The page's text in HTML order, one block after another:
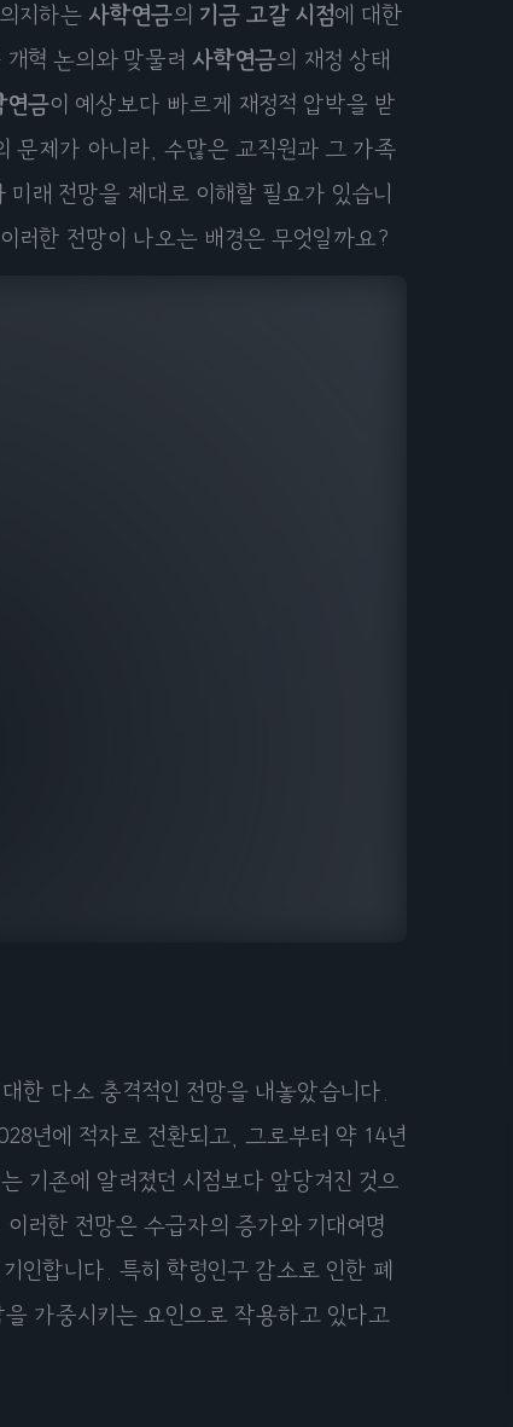
지하는 사학연금의 기금 고갈 시점에 대한
혁 논의와 맞물려 사학연금의 재정 상태
연금이 예상보다 빠르게 재정적 압박을 받
문제가 아니라, 수많은 교직원과 그 가족
미래 전망을 제대로 이해할 필요가 있습니
러한 전망이 나오는 배경은 무엇일까요?
한 다소 충격적인 전망을 내놓았습니다.
년에 적자로 전환되고, 그로부터 약 14년
기존에 알려졌던 시점보다 앞당겨진 것으
러한 전망은 수급자의 증가와 기대여명
인합니다. 특히 학령인구 감소로 인한 폐
가중시키는 요인으로 작용하고 있다고